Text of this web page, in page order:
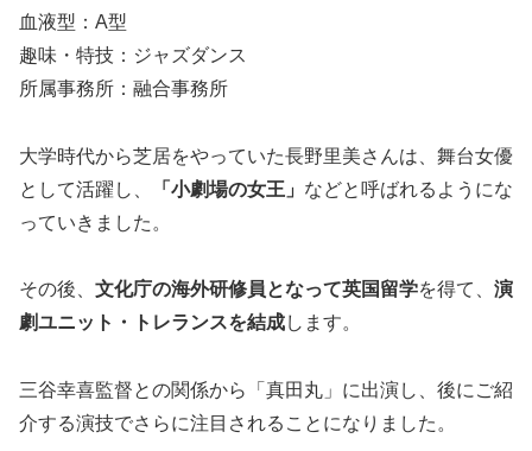
血液型：A型
趣味・特技：ジャズダンス
所属事務所：融合事務所
大学時代から芝居をやっていた長野里美さんは、舞台女優
として活躍し、
「小劇場の女王」 などと呼ばれるようにな
っていきました。
その後、 文化庁の海外研修員となって英国留学を得て、 演
劇ユニット・トレランスを結成します。
三谷幸喜監督との関係から「真田丸」に出演し、後にご紹
介する演技でさらに注目されることになりました。